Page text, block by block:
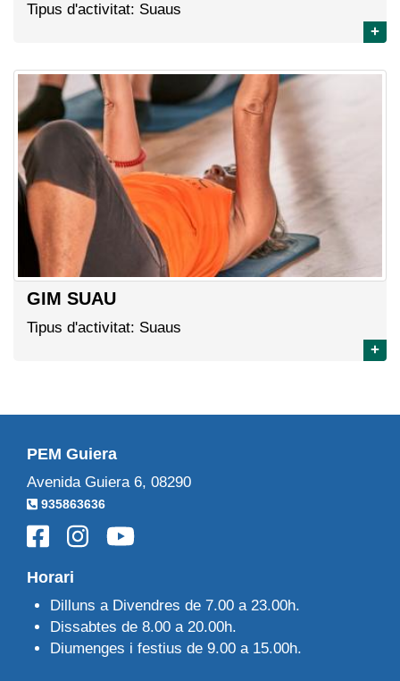
Tipus d'activitat: Suaus
+
GIM SUAU
Tipus d'activitat: Suaus
+
PEM Guiera
Avenida Guiera 6, 08290
935863636
Horari
Dilluns a Divendres de 7.00 a 23.00h.
Dissabtes de 8.00 a 20.00h.
Diumenges i festius de 9.00 a 15.00h.